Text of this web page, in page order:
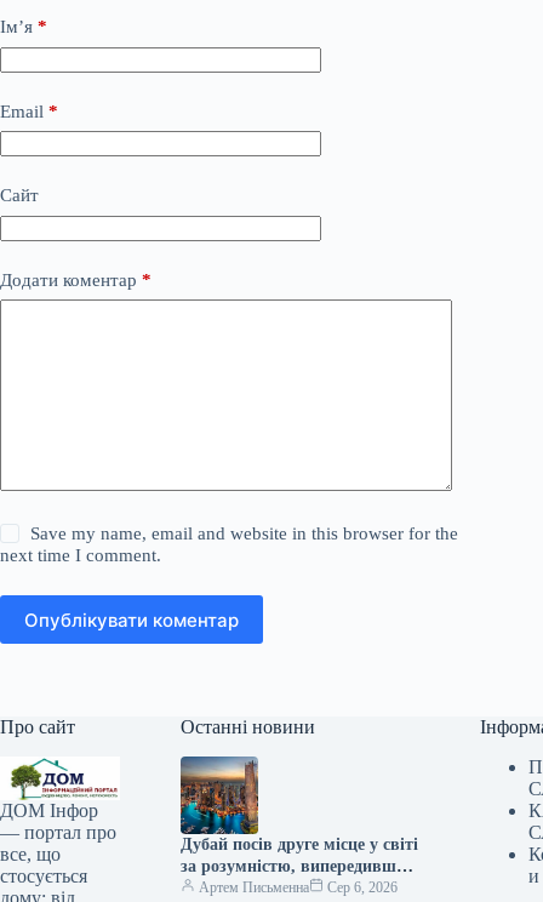
Ім’я *
Email *
Сайт
Додати коментар *
Save my name, email and website in this browser for the
next time I comment.
Опублікувати коментар
Про сайт
ДОМ Інфор
— портал про
все, що
стосується
Останні новини
Дубай посів друге місце у світі
за розумністю, випередивши
Нью-Йорк.
Артем Письменна Сер 6, 2026
и